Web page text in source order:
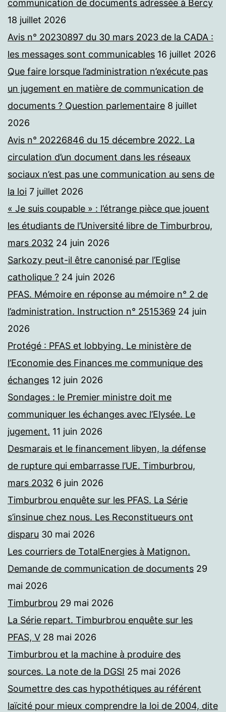
communication de documents adressée à Bercy
18 juillet 2026
Avis n° 20230897 du 30 mars 2023 de la CADA :
les messages sont communicables 16 juillet 2026
Que faire lorsque l’administration n’exécute pas
un jugement en matière de communication de
documents ? Question parlementaire 8 juillet
2026
Avis n° 20226846 du 15 décembre 2022. La
circulation d’un document dans les réseaux
sociaux n’est pas une communication au sens de
la loi 7 juillet 2026
« Je suis coupable » : l’étrange pièce que jouent
les étudiants de l’Université libre de Timburbrou,
mars 2032 24 juin 2026
Sarkozy peut-il être canonisé par l’Eglise
catholique ? 24 juin 2026
PFAS. Mémoire en réponse au mémoire n° 2 de
l’administration. Instruction n° 2515369 24 juin
2026
Protégé : PFAS et lobbying. Le ministère de
l’Economie des Finances me communique des
échanges 12 juin 2026
Sondages : le Premier ministre doit me
communiquer les échanges avec l’Elysée. Le
jugement. 11 juin 2026
Desmarais et le financement libyen, la défense
de rupture qui embarrasse l’UE. Timburbrou,
mars 2032 6 juin 2026
Timburbrou enquête sur les PFAS. La Série
s’insinue chez nous. Les Reconstitueurs ont
disparu 30 mai 2026
Les courriers de TotalEnergies à Matignon.
Demande de communication de documents 29
mai 2026
Timburbrou 29 mai 2026
La Série repart. Timburbrou enquête sur les
PFAS, V 28 mai 2026
Timburbrou et la machine à produire des
sources. La note de la DGSI 25 mai 2026
Soumettre des cas hypothétiques au référent
laïcité pour mieux comprendre la loi de 2004, dite